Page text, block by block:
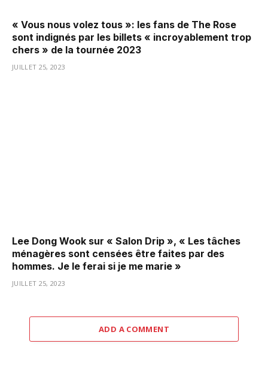
« Vous nous volez tous »: les fans de The Rose
sont indignés par les billets « incroyablement trop
chers » de la tournée 2023
JUILLET 25, 2023
Lee Dong Wook sur « Salon Drip », « Les tâches
ménagères sont censées être faites par des
hommes. Je le ferai si je me marie »
JUILLET 25, 2023
ADD A COMMENT